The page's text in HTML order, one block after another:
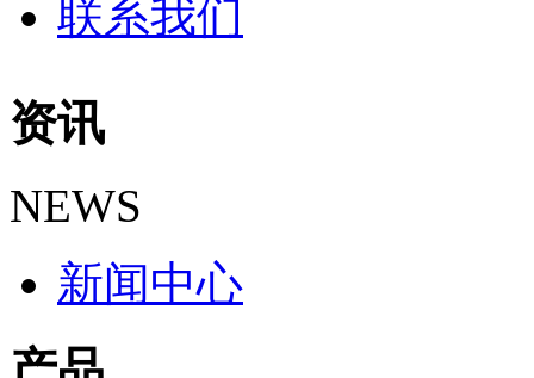
联系我们
资讯
NEWS
新闻中心